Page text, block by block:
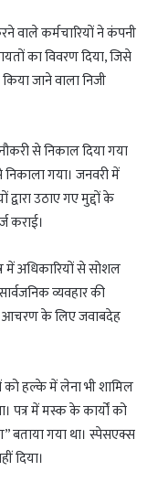
वाले कर्मचारियों ने कंपनी
का विवरण दिया, जिसे
जाने वाला निजी
से निकाल दिया गया
गया। जनवरी में
द्वारा उठाए गए मुद्दों के
कराई।
अधिकारियों से सोशल
व्यवहार की
आचरण के लिए जवाबदेह
हल्के में लेना भी शामिल
पत्र में मस्क के कार्यों को
बताया गया था। स्पेसएक्स
दिया।